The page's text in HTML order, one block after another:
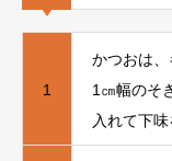
1
かつおは、
1㎝幅のそ
入れて下